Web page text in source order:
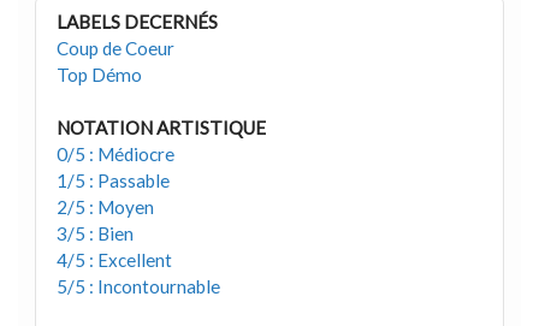
LABELS DECERNÉS
Coup de Coeur
Top Démo
NOTATION ARTISTIQUE
0/5 : Médiocre
1/5 : Passable
2/5 : Moyen
3/5 : Bien
4/5 : Excellent
5/5 : Incontournable